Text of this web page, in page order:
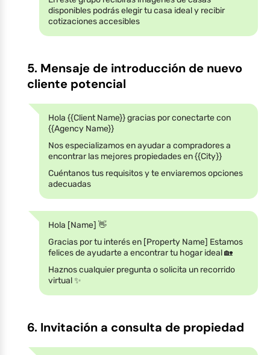
disponibles podrás elegir tu casa ideal y recibir
cotizaciones accesibles
5. Mensaje de introducción de nuevo
cliente potencial
Hola {{Client Name}} gracias por conectarte con
{{Agency Name}}
Nos especializamos en ayudar a compradores a
encontrar las mejores propiedades en {{City}}
Cuéntanos tus requisitos y te enviaremos opciones
adecuadas
Hola [Name] 👋
Gracias por tu interés en [Property Name] Estamos
felices de ayudarte a encontrar tu hogar ideal 🏡
Haznos cualquier pregunta o solicita un recorrido
virtual ✨
6. Invitación a consulta de propiedad